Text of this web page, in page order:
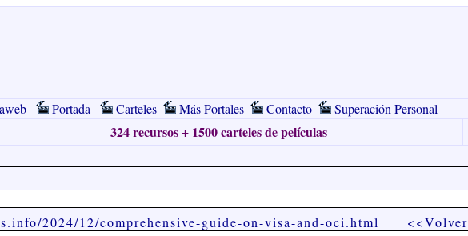
Portada Carteles Más Portales Contacto Superación Personal
324 recursos + 1500 carteles de películas
2024/12/comprehensive-guide-on-visa-and-oci.html <<Volver